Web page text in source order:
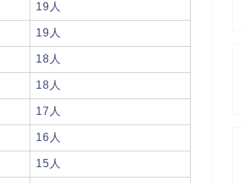
19人
19人
18人
18人
17人
16人
15人